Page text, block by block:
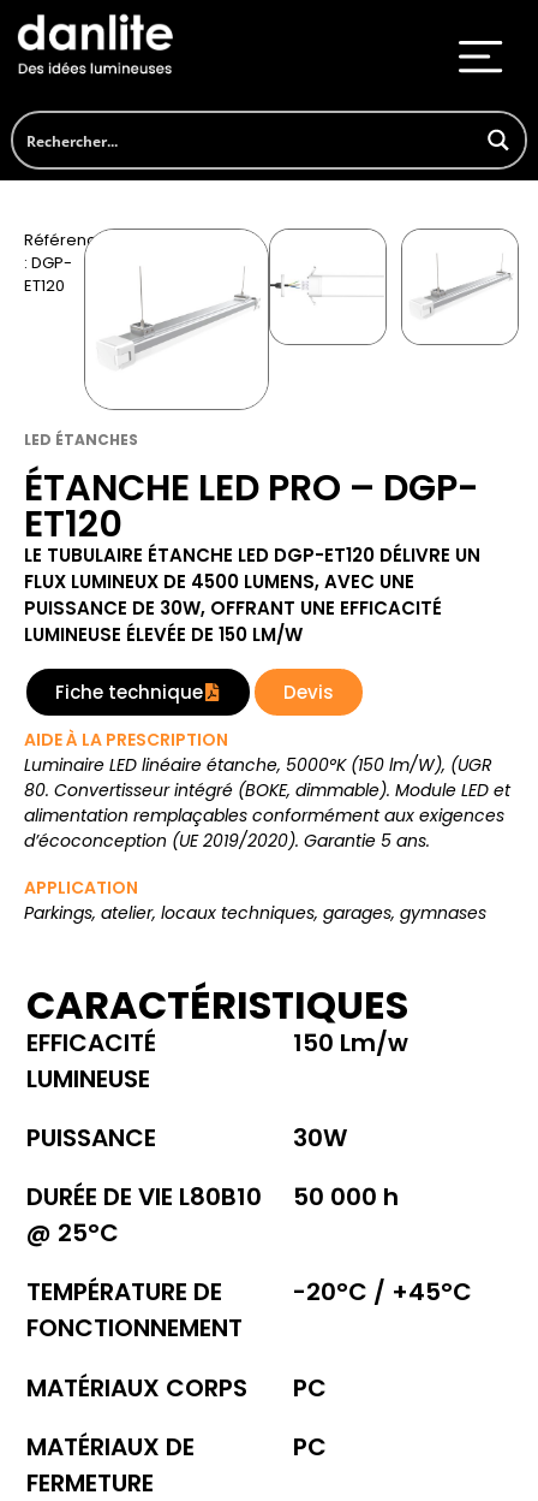
Référence
: DGP-
ET120
LED ÉTANCHES
ÉTANCHE LED PRO – DGP-
ET120
LE TUBULAIRE ÉTANCHE LED DGP-ET120 DÉLIVRE UN
FLUX LUMINEUX DE 4500 LUMENS, AVEC UNE
PUISSANCE DE 30W, OFFRANT UNE EFFICACITÉ
LUMINEUSE ÉLEVÉE DE 150 LM/W
Fiche technique Devis
AIDE À LA PRESCRIPTION
Luminaire LED linéaire étanche, 5000°K (150 lm/W), (UGR
80. Convertisseur intégré (BOKE, dimmable). Module LED et
alimentation remplaçables conformément aux exigences
d’écoconception (UE 2019/2020). Garantie 5 ans.
APPLICATION
Parkings, atelier, locaux techniques, garages, gymnases
CARACTÉRISTIQUES
EFFICACITÉ
LUMINEUSE
150 Lm/w
PUISSANCE
30W
DURÉE DE VIE L80B10
@ 25°C
50 000 h
TEMPÉRATURE DE
FONCTIONNEMENT
-20°C / +45°C
MATÉRIAUX CORPS
PC
MATÉRIAUX DE
FERMETURE
PC